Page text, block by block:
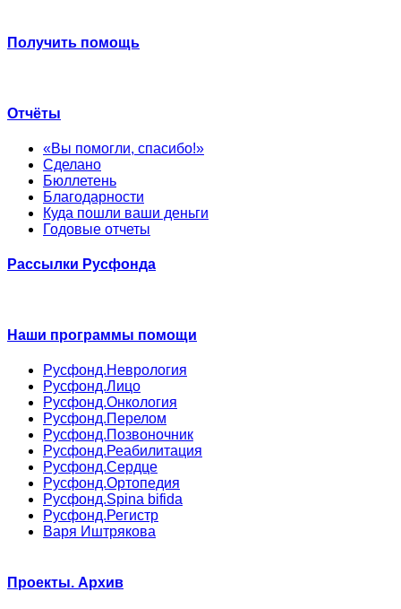
Получить помощь
Отчёты
«Вы помогли, спасибо!»
Сделано
Бюллетень
Благодарности
Куда пошли ваши деньги
Годовые отчеты
Рассылки Русфонда
Наши программы помощи
Русфонд.Неврология
Русфонд.Лицо
Русфонд.Онкология
Русфонд.Перелом
Русфонд.Позвоночник
Русфонд.Реабилитация
Русфонд.Сердце
Русфонд.Ортопедия
Русфонд.Spina bifida
Русфонд.Регистр
Варя Иштрякова
Проекты. Архив